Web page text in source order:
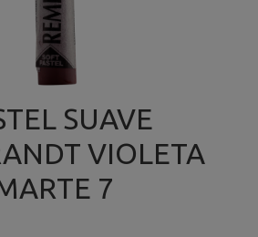
SUAVE
VIOLETA
7